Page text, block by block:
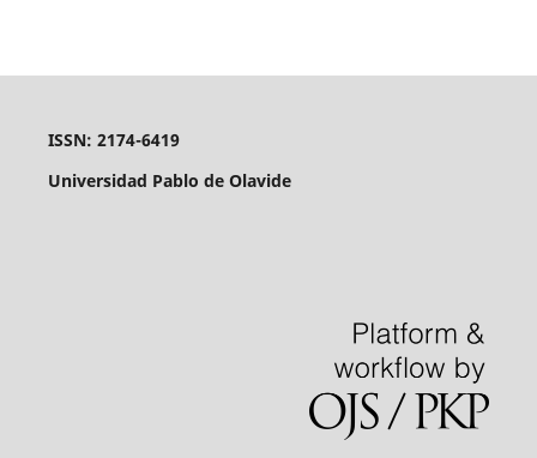
ISSN: 2174-6419
Universidad Pablo de Olavide